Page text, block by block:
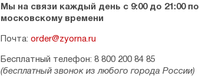
Мы на связи каждый день с 9:00 до 21:00 по
московскому времени
Почта: order@zyorna.ru
Бесплатный телефон: 8 800 200 84 85
(бесплатный звонок из любого города России)